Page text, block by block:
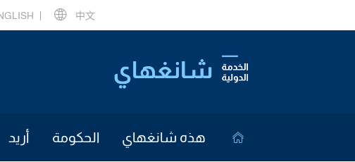
中文
هذه شانغهاي الحكومة أريد